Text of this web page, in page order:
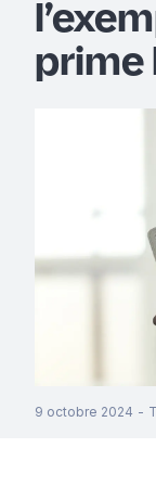
prime
9 octobre 2024 -